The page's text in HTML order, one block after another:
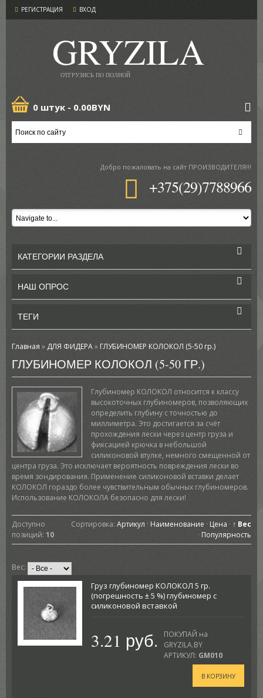
РЕГИСТРАЦИЯ ВХОД
GRYZILA
ОТГРУЗИСЬ ПО ПОЛНОЙ
0 штук - 0.00BYN
Добро пожаловать на сайт ПРОИЗВОДИТЕЛЯ!!!
+375(29)7788966
КАТЕГОРИИ РАЗДЕЛА
НАШ ОПРОС
ТЕГИ
Главная » ДЛЯ ФИДЕРА » ГЛУБИНОМЕР КОЛОКОЛ (5-50 гр.)
ГЛУБИНОМЕР КОЛОКОЛ (5-50 ГР.)
Глубиномер КОЛОКОЛ относится к классу
высокоточных глубиномеров, позволяющих
определить глубину с точностью до
миллиметра. Это достигается за счёт
прохождения лески через центр груза и
фиксацией крючка в небольшой
силиконовой втулке, немного смещенной от
центра груза. Это исключает вероятность повреждения лески во
время зондирования. Применение силиконовой вставки делает
КОЛОКОЛ гораздо более чувствительным обычных глубиномеров.
Использование КОЛОКОЛА безопасно для лески!
Доступно
позиций: 10
Сортировка: Артикул · Наименование · Цена · ↑ Вес
· Популярность
Вес:
Груз глубиномер КОЛОКОЛ 5 гр.
(погрешность ± 5 %) глубиномер с
силиконовой вставкой
3.21 руб.
ПОКУПАЙ на
GRYZILA.BY
АРТИКУЛ: GM010
В КОРЗИНУ